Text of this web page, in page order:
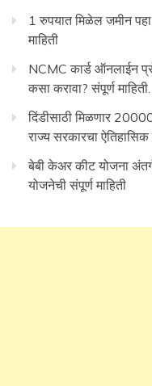
1 रुपयात मिळेल जमीन
माहिती
NCMC कार्ड ऑनलाईन
कसा करावा? संपूर्ण माहिती.
दिंडीसाठी मिळणार
राज्य सरकारचा ऐतिहासिक
बेबी केअर कीट योजना
योजनेची संपूर्ण माहिती